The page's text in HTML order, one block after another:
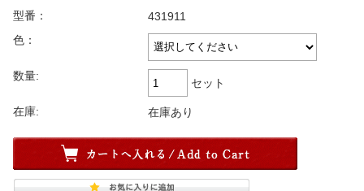
型番：
431911
色：
数量:
セット
在庫: 在庫あり